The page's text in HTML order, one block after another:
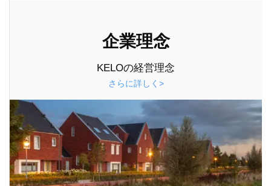
企業理念
KELOの経営理念
さらに詳しく>